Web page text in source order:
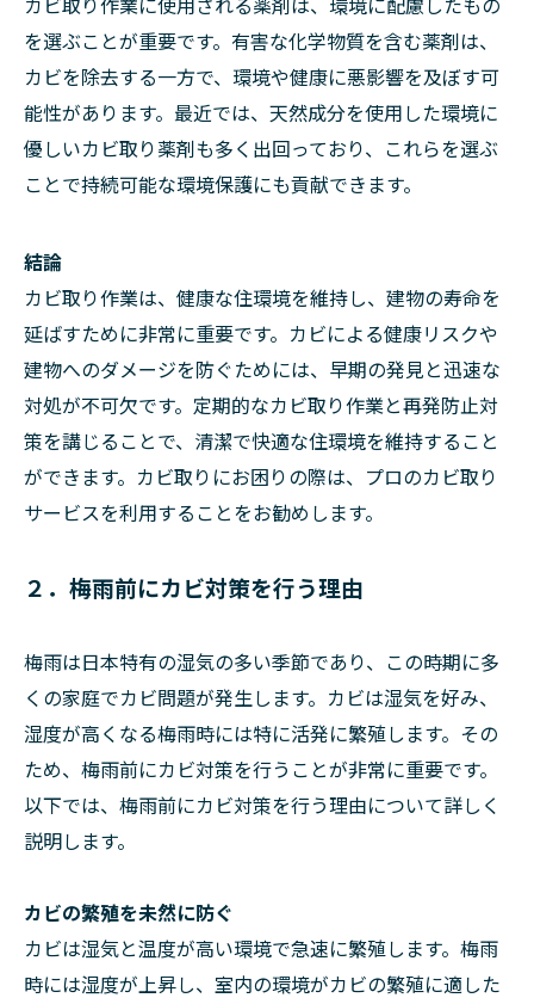
を選ぶことが重要です。有害な化学物質を含む薬剤は、
カビを除去する一方で、環境や健康に悪影響を及ぼす可
能性があります。最近では、天然成分を使用した環境に
優しいカビ取り薬剤も多く出回っており、これらを選ぶ
ことで持続可能な環境保護にも貢献できます。
結論
カビ取り作業は、健康な住環境を維持し、建物の寿命を
延ばすために非常に重要です。カビによる健康リスクや
建物へのダメージを防ぐためには、早期の発見と迅速な
対処が不可欠です。定期的なカビ取り作業と再発防止対
策を講じることで、清潔で快適な住環境を維持すること
ができます。カビ取りにお困りの際は、プロのカビ取り
サービスを利用することをお勧めします。
２．梅雨前にカビ対策を行う理由
梅雨は日本特有の湿気の多い季節であり、この時期に多
くの家庭でカビ問題が発生します。カビは湿気を好み、
湿度が高くなる梅雨時には特に活発に繁殖します。その
ため、梅雨前にカビ対策を行うことが非常に重要です。
以下では、梅雨前にカビ対策を行う理由について詳しく
説明します。
カビの繁殖を未然に防ぐ
カビは湿気と温度が高い環境で急速に繁殖します。梅雨
時には湿度が上昇し、室内の環境がカビの繁殖に適した